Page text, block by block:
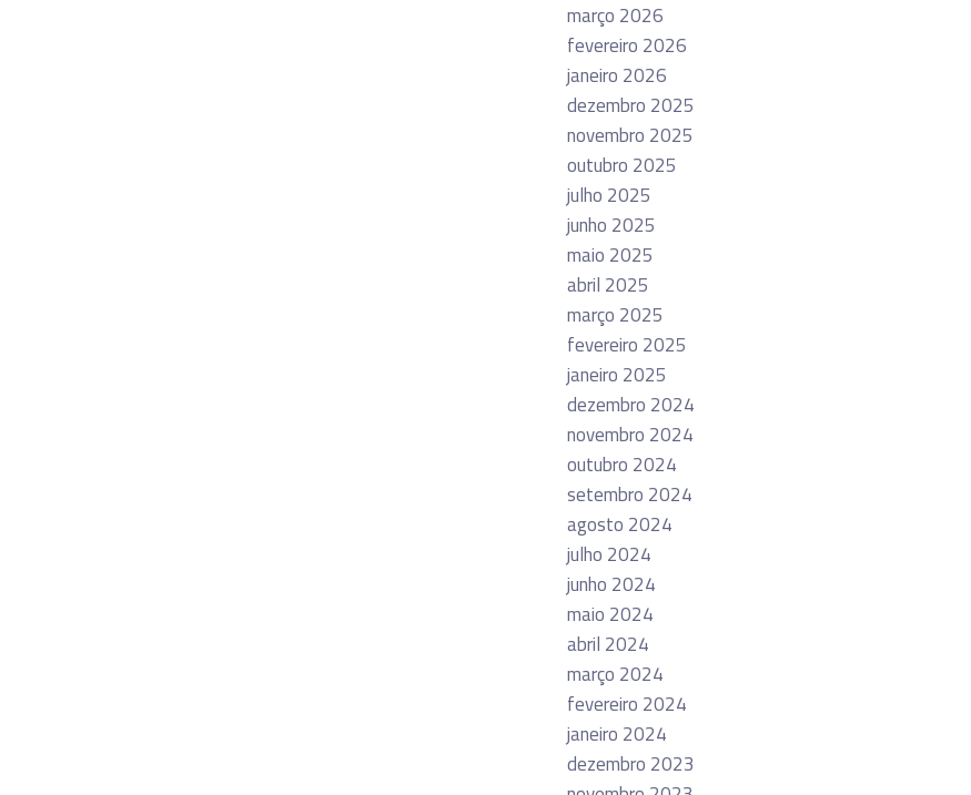
março 2026
fevereiro 2026
janeiro 2026
dezembro 2025
novembro 2025
outubro 2025
julho 2025
junho 2025
maio 2025
abril 2025
março 2025
fevereiro 2025
janeiro 2025
dezembro 2024
novembro 2024
outubro 2024
setembro 2024
agosto 2024
julho 2024
junho 2024
maio 2024
abril 2024
março 2024
fevereiro 2024
janeiro 2024
dezembro 2023